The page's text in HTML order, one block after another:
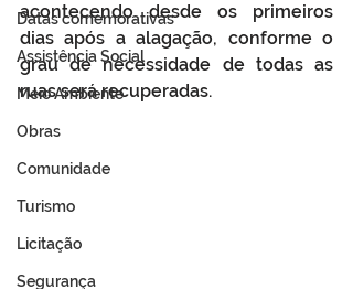
Datas comemorativas
Assistência Social
Meio Ambiente
Obras
Comunidade
Turismo
Licitação
Segurança
acontecendo desde os primeiros
dias após a alagação, conforme o
grau de necessidade de todas as
ruas será recuperadas.